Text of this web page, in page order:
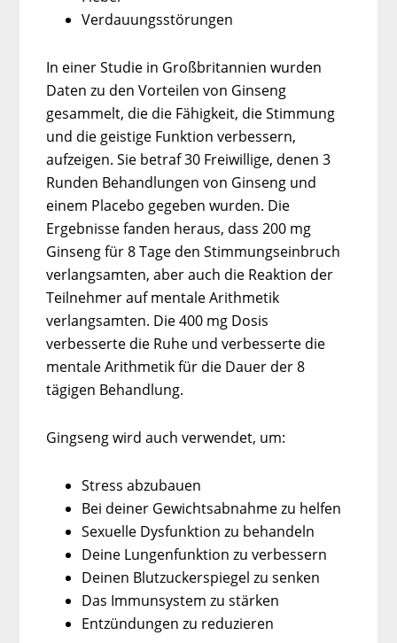
Verdauungsstörungen
In einer Studie in Großbritannien wurden
Daten zu den Vorteilen von Ginseng
gesammelt, die die Fähigkeit, die Stimmung
und die geistige Funktion verbessern,
aufzeigen. Sie betraf 30 Freiwillige, denen 3
Runden Behandlungen von Ginseng und
einem Placebo gegeben wurden. Die
Ergebnisse fanden heraus, dass 200 mg
Ginseng für 8 Tage den Stimmungseinbruch
verlangsamten, aber auch die Reaktion der
Teilnehmer auf mentale Arithmetik
verlangsamten. Die 400 mg Dosis
verbesserte die Ruhe und verbesserte die
mentale Arithmetik für die Dauer der 8
tägigen Behandlung.
Gingseng wird auch verwendet, um:
Stress abzubauen
Bei deiner Gewichtsabnahme zu helfen
Sexuelle Dysfunktion zu behandeln
Deine Lungenfunktion zu verbessern
Deinen Blutzuckerspiegel zu senken
Das Immunsystem zu stärken
Entzündungen zu reduzieren